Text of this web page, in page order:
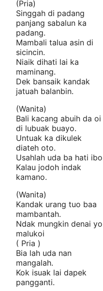
(Pria)
Singgah di padang
panjang sabalun ka
padang.
Mambali talua asin di
sicincin.
Niaik dihati lai ka
maminang.
Dek bansaik kandak
jatuah balanbin.
(Wanita)
Bali kacang abuih da oi
di lubuak buayo.
Untuak ka dikulek
diateh oto.
Usahlah uda ba hati
Kalau jodoh indak
kamano.
(Wanita)
Kandak urang tuo baa
mambantah.
Ndak mungkin denai yo
malukoi
( Pria )
Bia lah uda nan
mangalah.
Kok isuak lai dapek
pangganti.